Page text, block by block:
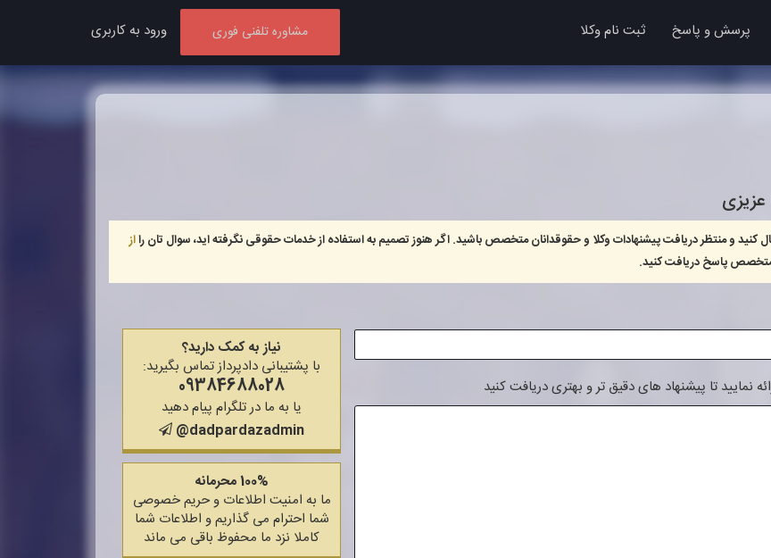
پرسش و پاسخ ثبت نام وکلا مشاوره تلفنی فوری ورود به کاربری
کنید و منتظر دریافت پیشنهادات وکلا و حقوقدانان متخصص باشید. اگر هنوز تصمیم به استفاده از خدمات حقوقی نگرفته اید، سوال تان رااز
متخصص پاسخ دریافت کنید.
نمایید تا پیشنهاد های دقیق تر و بهتری دریافت کنید
نیاز به کمک دارید؟
با پشتیبانی دادپرداز تماس بگیرید:
09384688028
یا به ما در تلگرام پیام دهید
@dadpardazadmin
100% محرمانه
ما به امنیت اطلاعات و حریم خصوصی
شما احترام می گذاریم و اطلاعات شما
کاملا نزد ما محفوظ باقی می ماند